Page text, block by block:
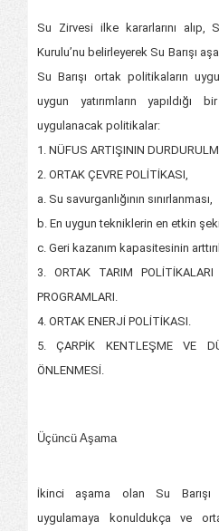
Su Zirvesi ilke kararlarını alıp,
Kurulu’nu belirleyerek Su Barışı
Su Barışı ortak politikaların
uygun yatırımların
uygulanacak politikalar:
1. NÜFUS ARTIŞININ
2. ORTAK ÇEVRE POLİTİKASI,
a. Su savurganlığının sınırlanması,
b. En uygun tekniklerin en etkin
c. Geri kazanım kapasitesinin
3. ORTAK TARIM
PROGRAMLARI.
4. ORTAK ENERJİ POLİTİKASI.
5. ÇARPİK KENTLEŞME VE
ÖNLENMESİ.
Üçüncü Aşama
İkinci aşama olan Su Barışı
uygulamaya konuldukça ve